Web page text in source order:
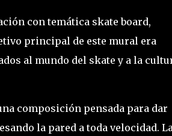
con temática skate board,
principal de este mural era
al mundo del skate y a la
composición pensada para dar
la pared a toda velocidad.